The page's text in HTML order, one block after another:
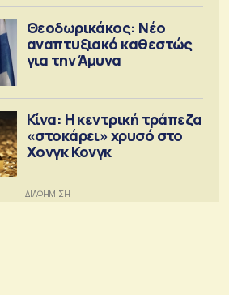
Θεοδωρικάκος: Νέο
αναπτυξιακό καθεστώς
για την Άμυνα
Κίνα: Η κεντρική τράπεζα
«στοκάρει» χρυσό στο
Χονγκ Κονγκ